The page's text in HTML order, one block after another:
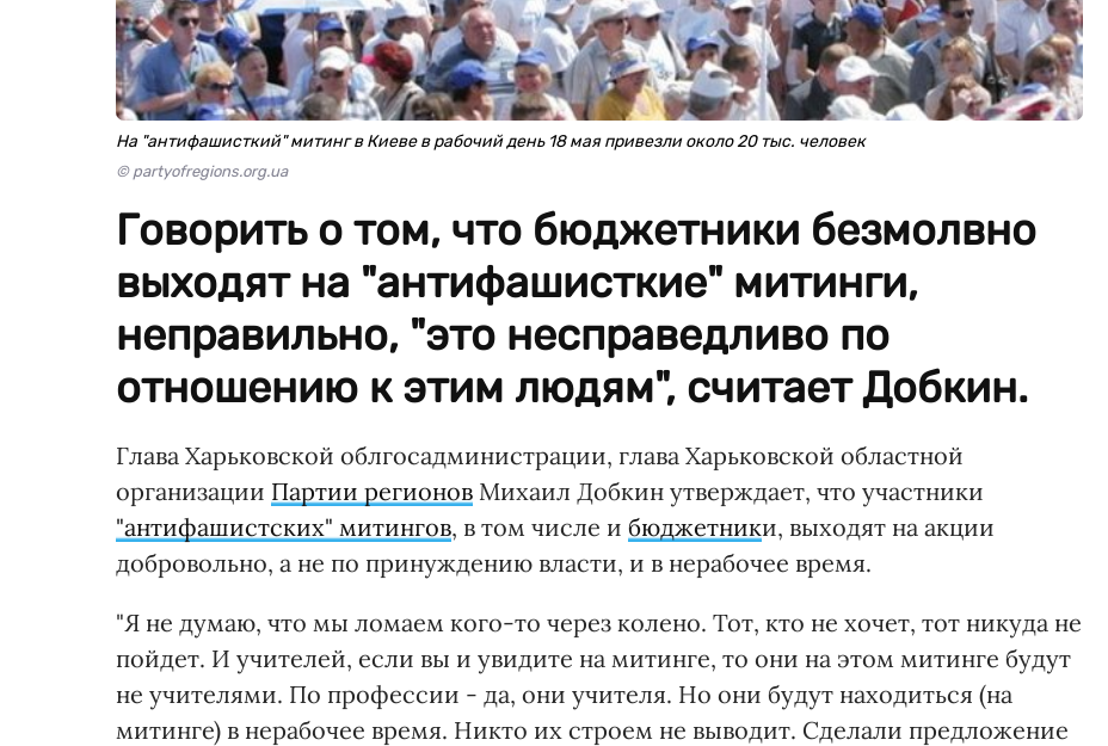
На "антифашисткий" митинг в Киеве в рабочий день 18 мая привезли около 20 тыс. человек
© partyofregions.org.ua
Говорить о том, что бюджетники безмолвно
выходят на "антифашисткие" митинги,
неправильно, "это несправедливо по
отношению к этим людям", считает Добкин.
Глава Харьковской облгосадминистрации, глава Харьковской областной
организации Партии регионов Михаил Добкин утверждает, что участники
"антифашистских" митингов, в том числе и бюджетники, выходят на акции
добровольно, а не по принуждению власти, и в нерабочее время.
"Я не думаю, что мы ломаем кого-то через колено. Тот, кто не хочет, тот никуда не
пойдет. И учителей, если вы и увидите на митинге, то они на этом митинге будут
не учителями. По профессии - да, они учителя. Но они будут находиться (на
митинге) в нерабочее время. Никто их строем не выводит. Сделали предложение